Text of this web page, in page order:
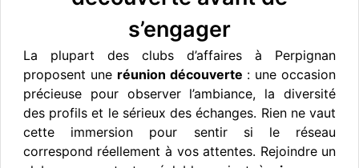
s’engager
La plupart des clubs d’affaires à Perpignan
proposent une réunion découverte : une occasion
précieuse pour observer l’ambiance, la diversité
des profils et le sérieux des échanges. Rien ne vaut
cette immersion pour sentir si le réseau
correspond réellement à vos attentes. Rejoindre un